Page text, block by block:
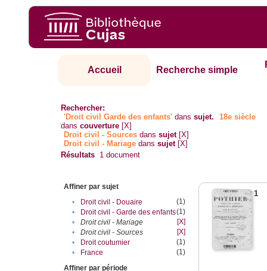
Accueil Recherche simple
Rechercher:
'Droit civil Garde des enfants' danssujet.
18e siècle
danscouverture [X]
Droit civil - Sources danssujet [X]
Droit civil - Mariage danssujet [X]
Résultats 1 document
Affiner par sujet
•
Droit civil - Douaire
(1)
•
Droit civil - Garde des enfants(1)
•
Droit civil - Mariage
[X]
•
Droit civil - Sources
[X]
•
Droit coutumier
(1)
•
France
(1)
Affiner par période
1